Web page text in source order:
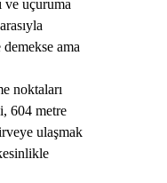
uçuruma
ama
noktaları
604 metre
ulaşmak